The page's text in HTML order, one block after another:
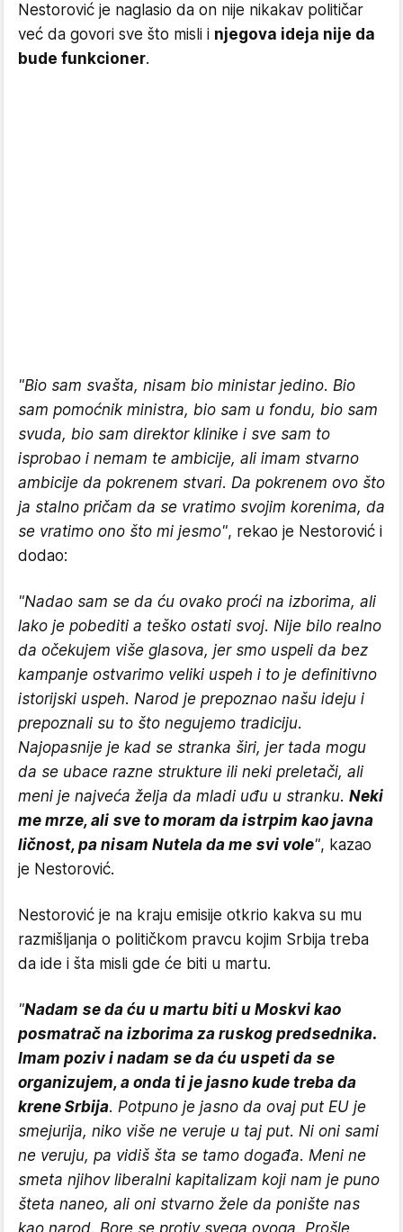
Nestorović je naglasio da on nije nikakav političar
već da govori sve što misli i njegova ideja nije da
bude funkcioner.
"Bio sam svašta, nisam bio ministar jedino. Bio
sam pomoćnik ministra, bio sam u fondu, bio sam
svuda, bio sam direktor klinike i sve sam to
isprobao i nemam te ambicije, ali imam stvarno
ambicije da pokrenem stvari. Da pokrenem ovo što
ja stalno pričam da se vratimo svojim korenima, da
se vratimo ono što mi jesmo", rekao je Nestorović i
dodao:
"Nadao sam se da ću ovako proći na izborima, ali
lako je pobediti a teško ostati svoj. Nije bilo realno
da očekujem više glasova, jer smo uspeli da bez
kampanje ostvarimo veliki uspeh i to je definitivno
istorijski uspeh. Narod je prepoznao našu ideju i
prepoznali su to što negujemo tradiciju.
Najopasnije je kad se stranka širi, jer tada mogu
da se ubace razne strukture ili neki preletači, ali
meni je najveća želja da mladi uđu u stranku. Neki
me mrze, ali sve to moram da istrpim kao javna
ličnost, pa nisam Nutela da me svi vole", kazao
je Nestorović.
Nestorović je na kraju emisije otkrio kakva su mu
razmišljanja o političkom pravcu kojim Srbija treba
da ide i šta misli gde će biti u martu.
"Nadam se da ću u martu biti u Moskvi kao
posmatrač na izborima za ruskog predsednika.
Imam poziv i nadam se da ću uspeti da se
organizujem, a onda ti je jasno kude treba da
krene Srbija. Potpuno je jasno da ovaj put EU je
smejurija, niko više ne veruje u taj put. Ni oni sami
ne veruju, pa vidiš šta se tamo događa. Meni ne
smeta njihov liberalni kapitalizam koji nam je puno
šteta naneo, ali oni stvarno žele da ponište nas
kao narod. Bore se protiv svega ovoga. Prošle